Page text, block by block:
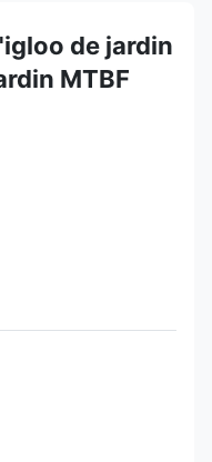
de jardin
MTBF